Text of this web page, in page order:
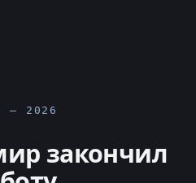
— 2026
закончил